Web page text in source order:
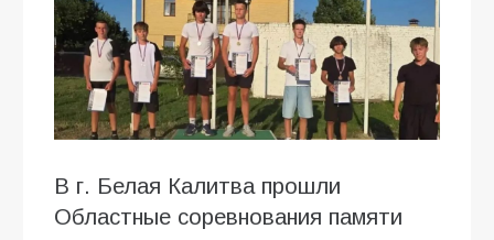
В г. Белая Калитва прошли
Областные соревнования памяти